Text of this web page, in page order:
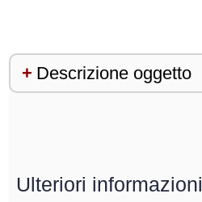
Descrizione oggetto
Ulteriori informazioni